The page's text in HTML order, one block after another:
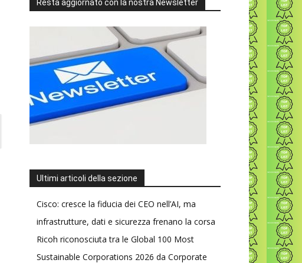
Resta aggiornato con la nostra Newsletter
Ultimi articoli della sezione
Cisco: cresce la fiducia dei CEO nell’AI, ma
infrastrutture, dati e sicurezza frenano la corsa
Ricoh riconosciuta tra le Global 100 Most
Sustainable Corporations 2026 da Corporate